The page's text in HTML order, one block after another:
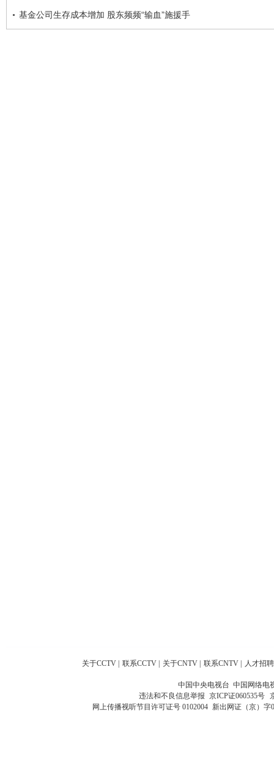
基金公司生存成本增加 股东频频“输血”施援手
关于CCTV 联系CCTV 关于CNTV 联系CNTV 人才招聘
中国中央电视台 中国网络电
违法和不良信息举报 京ICP证060535号
网上传播视听节目许可证号 0102004 新出网证（京）